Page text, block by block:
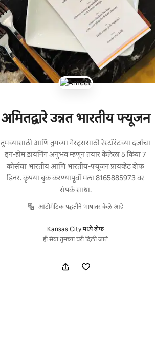
अमितद्वारे उन्नत भारतीय फ्यूजन
तुमच्यासाठी आणि तुमच्या गेस्ट्ससाठी रेस्टॉरंटच्या दर्जाचा
इन-होम डायनिंग अनुभव म्हणून तयार केलेला 5 किंवा 7
कोर्सचा भारतीय आणि भारतीय-फ्यूजन प्रायव्हेट शेफ
डिनर. कृपया बुक करण्यापूर्वी मला 8165885973 वर
संपर्क साधा.
ऑटोमॅटिक पद्धतीने भाषांतर केले आहे
Kansas City मध्ये शेफ
ही सेवा तुमच्या घरी दिली जाते